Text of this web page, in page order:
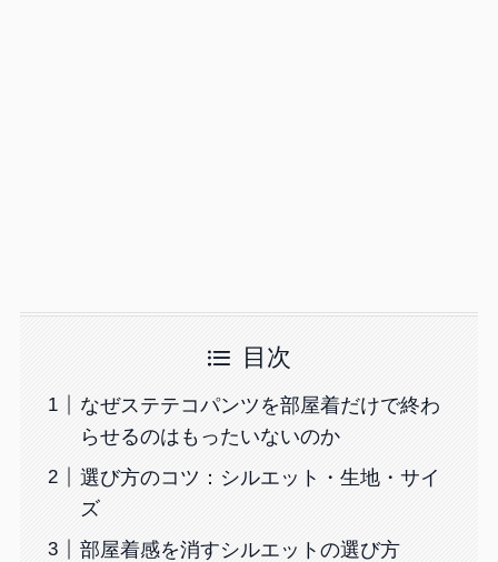
目次
なぜステテコパンツを部屋着だけで終わ
らせるのはもったいないのか
選び方のコツ：シルエット・生地・サイ
ズ
部屋着感を消すシルエットの選び方